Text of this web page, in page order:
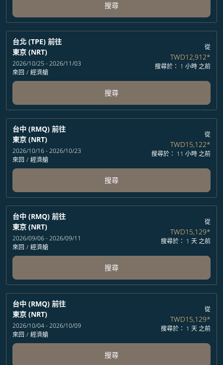
搜尋
台北 (TPE) 前往
東京 (NRT)
2026/10/25 - 2026/11/03
來回 / 經濟艙
從
TWD12,912*
搜尋於： 1 小時 之前
搜尋
台中 (RMQ) 前往
東京 (NRT)
2026/10/16 - 2026/10/23
來回 / 經濟艙
從
TWD15,122*
搜尋於： 11 小時 之前
搜尋
台中 (RMQ) 前往
東京 (NRT)
2026/09/06 - 2026/09/11
來回 / 經濟艙
從
TWD15,129*
搜尋於： 1 天 之前
搜尋
台中 (RMQ) 前往
東京 (NRT)
2026/10/04 - 2026/10/09
來回 / 經濟艙
從
TWD15,129*
搜尋於： 1 天 之前
搜尋